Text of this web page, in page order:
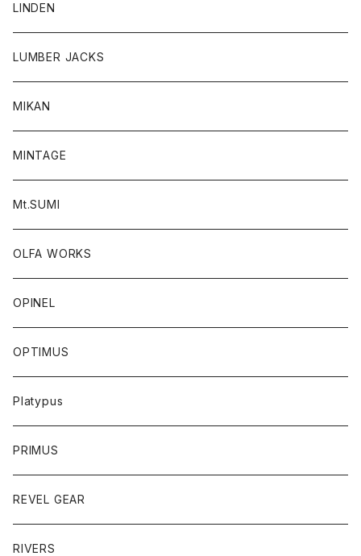
LINDEN
LUMBER JACKS
MIKAN
MINTAGE
Mt.SUMI
OLFA WORKS
OPINEL
OPTIMUS
Platypus
PRIMUS
REVEL GEAR
RIVERS